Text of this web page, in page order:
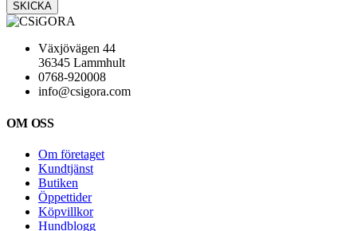
Växjövägen 44
36345 Lammhult
0768-920008
info@csigora.com
OM OSS
Om företaget
Kundtjänst
Butiken
Öppettider
Köpvillkor
Hundblogg